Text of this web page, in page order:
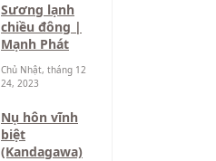
Sương lạnh
chiều đông |
Mạnh Phát
Chủ Nhật, tháng 12
24, 2023
Nụ hôn vĩnh
biệt
(Kandagawa)